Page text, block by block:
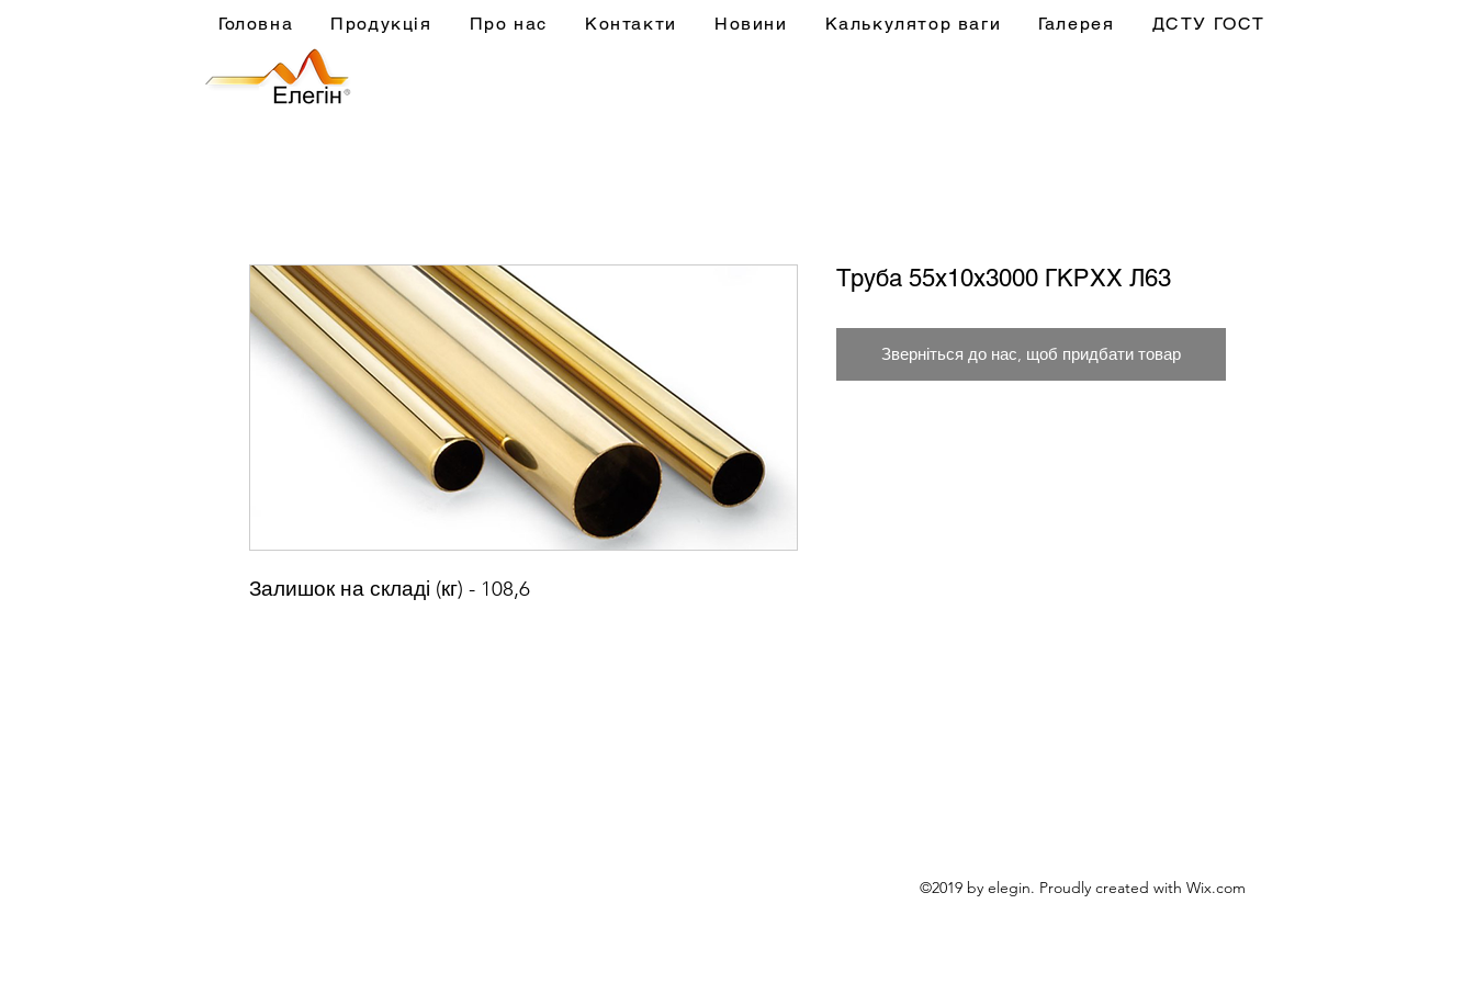
Головна Продукція Про нас Контакти Новини Калькулятор ваги Галерея ДСТУ ГОСТ
Залишок на складі (кг) - 108,6
Труба 55х10х3000 ГКРХХ Л63
Зверніться до нас, щоб придбати товар
©2019 by elegin. Proudly created with Wix.com